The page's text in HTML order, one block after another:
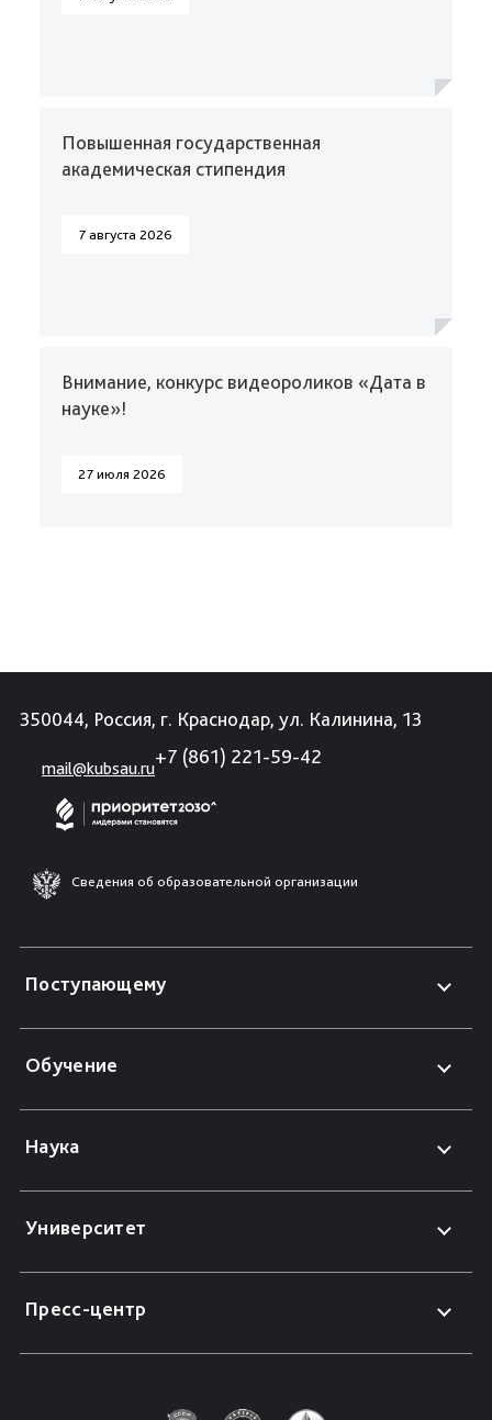
Повышенная государственная
академическая стипендия
7 августа 2026
Внимание, конкурс видеороликов «Дата в
науке»!
27 июля 2026
350044, Россия, г. Краснодар, ул. Калинина, 13
mail@kubsau.ru
+7 (861) 221-59-42
Сведения об образовательной организации
Поступающему
Обучение
Наука
Университет
Пресс-центр